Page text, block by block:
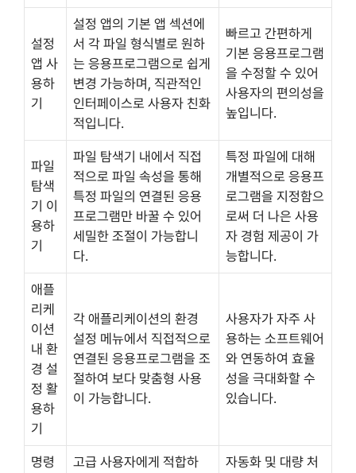
설정
앱 사
용하
기
설정 앱의 기본 앱 섹션에
서 각 파일 형식별로 원하
는 응용프로그램으로 쉽게
변경 가능하며, 직관적인
인터페이스로 사용자 친화
적입니다.
빠르고 간편하게
기본 응용프로그램
을 수정할 수 있어
사용자의 편의성을
높입니다.
파일
탐색
기 이
용하
기
파일 탐색기 내에서 직접
적으로 파일 속성을 통해
특정 파일의 연결된 응용
프로그램만 바꿀 수 있어
세밀한 조절이 가능합니
다.
특정 파일에 대해
개별적으로 응용프
로그램을 지정함으
로써 더 나은 사용
자 경험 제공이 가
능합니다.
애플
리케
이션
내 환
경 설
정 활
용하
기
각 애플리케이션의 환경
설정 메뉴에서 직접적으로
연결된 응용프로그램을 조
절하여 보다 맞춤형 사용
이 가능합니다.
사용자가 자주 사
용하는 소프트웨어
와 연동하여 효율
성을 극대화할 수
있습니다.
명령
고급 사용자에게 적합하
자동화 및 대량 처